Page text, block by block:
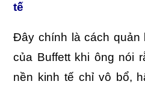
tế
Đây chính là cách quản
của Buffett khi ông nói
nền kinh tế chỉ vô bổ,